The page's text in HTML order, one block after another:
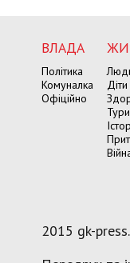
ВЛАДА
Політика
Комуналка
Офіційно
Діти
2015 gk-